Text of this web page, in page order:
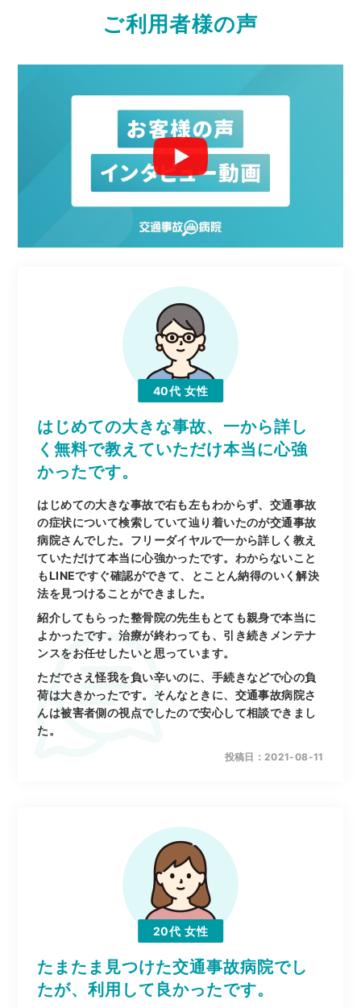
ご利用者様の声
40代 女性
はじめての大きな事故、一から詳し
く無料で教えていただけ本当に心強
かったです。
はじめての大きな事故で右も左もわからず、交通事故
の症状について検索していて辿り着いたのが交通事故
病院さんでした。フリーダイヤルで一から詳しく教え
ていただけて本当に心強かったです。わからないこと
もLINEですぐ確認ができて、とことん納得のいく解決
法を見つけることができました。
紹介してもらった整骨院の先生もとても親身で本当に
よかったです。治療が終わっても、引き続きメンテナ
ンスをお任せしたいと思っています。
ただでさえ怪我を負い辛いのに、手続きなどで心の負
荷は大きかったです。そんなときに、交通事故病院さ
んは被害者側の視点でしたので安心して相談できまし
た。
投稿日：2021-08-11
20代 女性
たまたま見つけた交通事故病院でし
たが、利用して良かったです。